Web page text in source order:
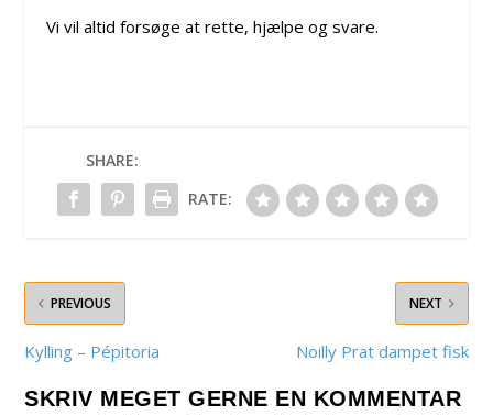
Vi vil altid forsøge at rette, hjælpe og svare.
SHARE:
RATE:
PREVIOUS
Kylling – Pépitoria
NEXT
Noilly Prat dampet fisk
SKRIV MEGET GERNE EN KOMMENTAR